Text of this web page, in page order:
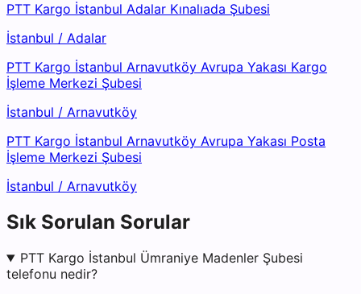
PTT Kargo İstanbul Adalar Kınalıada Şubesi
İstanbul / Adalar
PTT Kargo İstanbul Arnavutköy Avrupa Yakası Kargo
İşleme Merkezi Şubesi
İstanbul / Arnavutköy
PTT Kargo İstanbul Arnavutköy Avrupa Yakası Posta
İşleme Merkezi Şubesi
İstanbul / Arnavutköy
Sık Sorulan Sorular
PTT Kargo İstanbul Ümraniye Madenler Şubesi
telefonu nedir?